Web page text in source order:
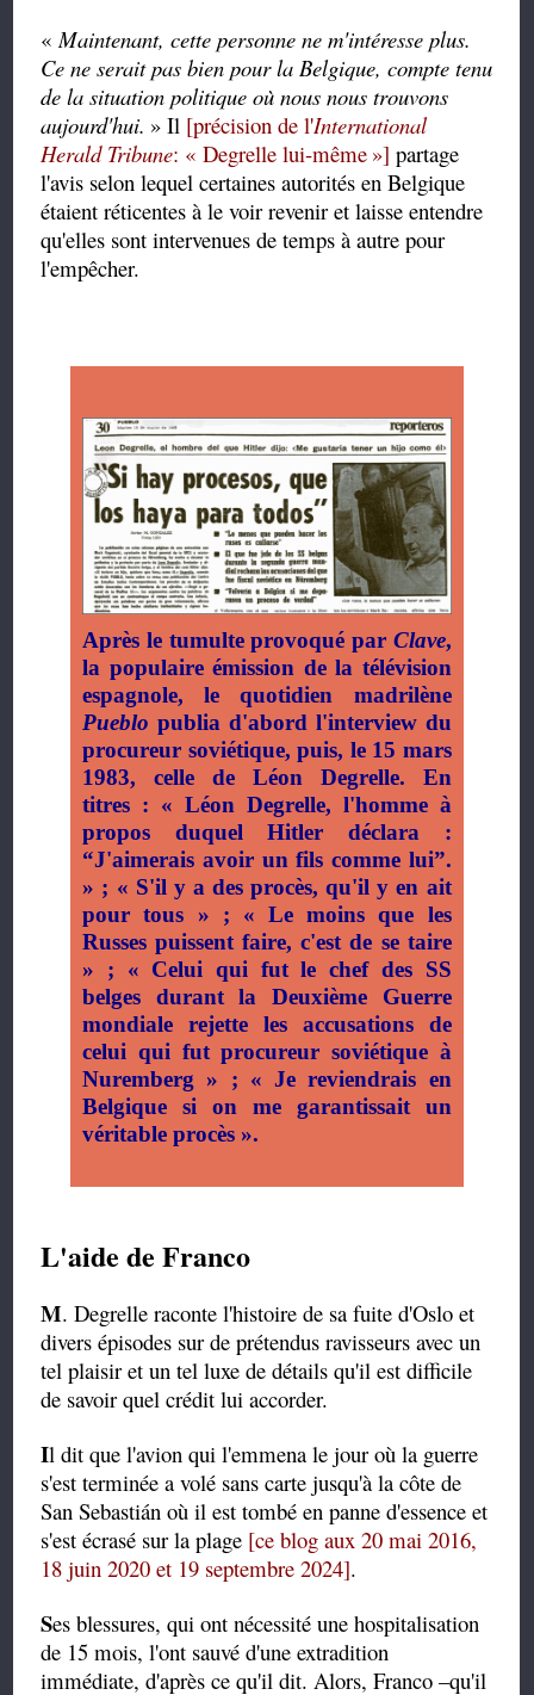
« Maintenant, cette personne ne m'intéresse plus.
Ce ne serait pas bien pour la Belgique, compte tenu
de la situation politique où nous nous trouvons
aujourd'hui. »Il [précision de l'International
Herald Tribune: « Degrelle lui-même »] partage
l'avis selon lequel certaines autorités en Belgique
étaient réticentes à le voir revenir et laisse entendre
qu'elles sont intervenues de temps à autre pour
l'empêcher.
Après le tumulte provoqué par Clave,
la populaire émission de la télévision
espagnole, le quotidien madrilène
Pueblopublia d'abord l'interview du
procureur soviétique, puis, le 15 mars
1983, celle de Léon Degrelle. En
titres : « Léon Degrelle, l'homme à
propos duquel Hitler déclara :
“J'aimerais avoir un fils comme lui”.
» ; « S'il y a des procès, qu'il y en ait
pour tous » ; « Le moins que les
Russes puissent faire, c'est de se taire
» ; « Celui qui fut le chef des SS
belges durant la Deuxième Guerre
mondiale rejette les accusations de
celui qui fut procureur soviétique à
Nuremberg » ; « Je reviendrais en
Belgique si on me garantissait un
véritable procès ».
L'aide de Franco
M. Degrelle raconte l'histoire de sa fuite d'Oslo et
divers épisodes sur de prétendus ravisseurs avec un
tel plaisir et un tel luxe de détails qu'il est difficile
de savoir quel crédit lui accorder.
Il dit que l'avion qui l'emmena le jour où la guerre
s'est terminée a volé sans carte jusqu'à la côte de
San Sebastián où il est tombé en panne d'essence et
s'est écrasé sur la plage [ce blog aux 20 mai 2016,
18 juin 2020 et 19 septembre 2024].
Ses blessures, qui ont nécessité une hospitalisation
de 15 mois, l'ont sauvé d'une extradition
immédiate, d'après ce qu'il dit. Alors, Franco –qu'il